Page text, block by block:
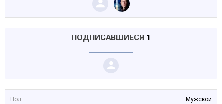
ПОДПИСАВШИЕСЯ 1
Пол:
Мужской